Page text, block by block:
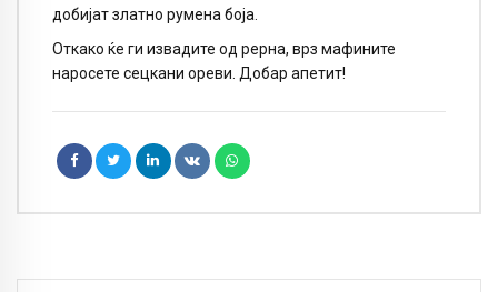
добијат златно румена боја.
Откако ќе ги извадите од рерна, врз мафините
наросете сецкани ореви. Добар апетит!